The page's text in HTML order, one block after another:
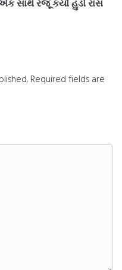
સાથે રજૂ કર્યો હુડો રાસ
Required fields are